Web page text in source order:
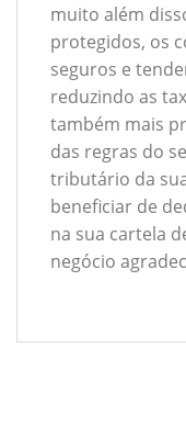
muito além
protegidos, os
seguros e
reduzindo as
também mais
das regras do
tributário da
beneficiar de
na sua cartela
negócio